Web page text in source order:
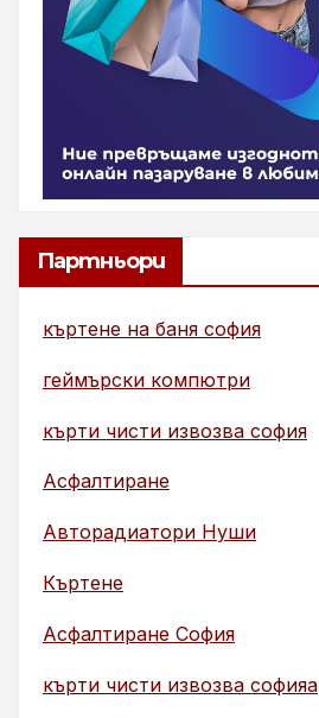
Партньори
къртене на баня софия
геймърски компютри
кърти чисти извозва софия
Асфалтиране
Авторадиатори Нуши
Къртене
Асфалтиране София
кърти чисти извозва софияа